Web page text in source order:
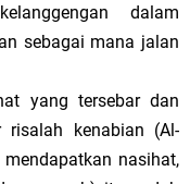
dalam
sebagai mana jalan
yang tersebar dan
kenabian (Al-
nasihat,